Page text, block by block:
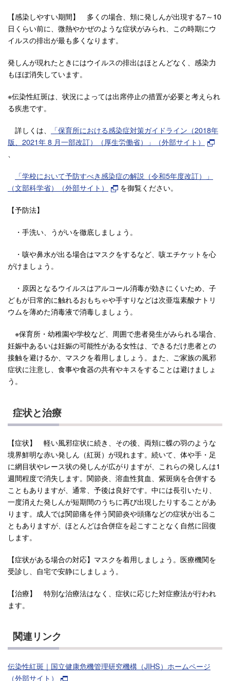
【感染しやすい期間】 多くの場合、頬に発しんが出現する7～10
日くらい前に、微熱やかぜのような症状がみられ、この時期にウ
イルスの排出が最も多くなります。
発しんが現れたときにはウイルスの排出はほとんどなく、感染力
もほぼ消失しています。
※伝染性紅斑は、状況によっては出席停止の措置が必要と考えられ
る疾患です。
詳しくは、
「保育所における感染症対策ガイドライン（2018年
版、 2021年 8 月一部改訂）（厚生労働省）」（外部サイト）
「学校において予防すべき感染症の解説（令和5年度改訂）」
（文部科学省）（外部サイト）
を御覧ください。
【予防法】
・手洗い、うがいを徹底しましょう。
・咳や鼻水が出る場合はマスクをするなど、咳エチケットを心
がけましょう。
・原因となるウイルスはアルコール消毒が効きにくいため、子
どもが日常的に触れるおもちゃや手すりなどは次亜塩素酸ナトリ
ウムを薄めた消毒液で消毒しましょう。
※保育所・幼稚園や学校など、周囲で患者発生がみられる場合、
妊娠中あるいは妊娠の可能性がある女性は、できるだけ患者との
接触を避けるか、マスクを着用しましょう。また、ご家族の風邪
症状に注意し、食事や食器の共有やキスをすることは避けましょ
う。
症状と治療
【症状】 軽い風邪症状に続き、その後、両頬に蝶の羽のような
境界鮮明な赤い発しん（紅斑）が現れます。続いて、体や手・足
に網目状やレース状の発しんが広がりますが、これらの発しんは1
週間程度で消失します。関節炎、溶血性貧血、紫斑病を合併する
こともありますが、通常、予後は良好です。中には長引いたり、
一度消えた発しんが短期間のうちに再び出現したりすることがあ
ります。成人では関節痛を伴う関節炎や頭痛などの症状が出るこ
ともありますが、ほとんどは合併症を起こすことなく自然に回復
します。
【症状がある場合の対応】マスクを着用しましょう。医療機関を
受診し、自宅で安静にしましょう。
【治療】 特別な治療法はなく、症状に応じた対症療法が行われ
ます。
関連リンク
伝染性紅斑｜国立健康危機管理研究機構（JIHS）ホームページ
（外部サイト）